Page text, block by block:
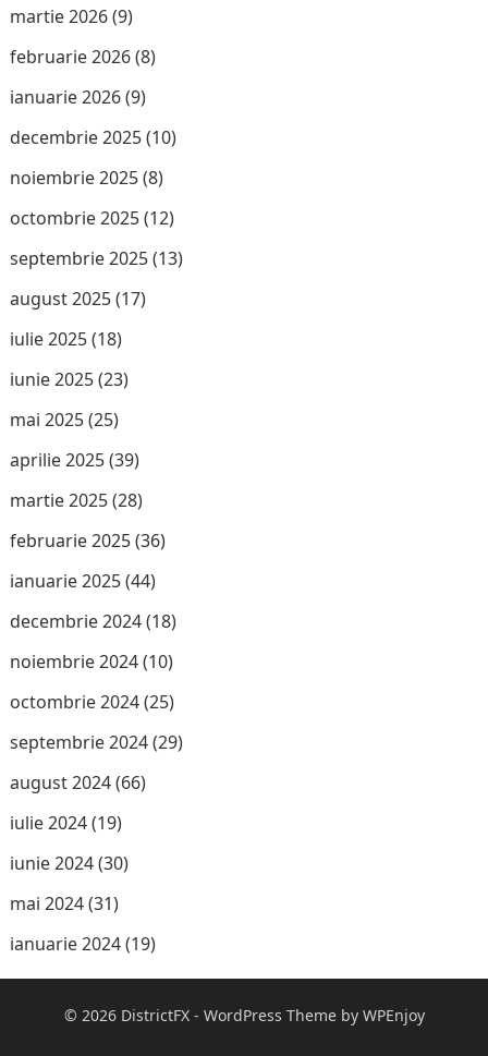
martie 2026(9)
februarie 2026(8)
ianuarie 2026(9)
decembrie 2025(10)
noiembrie 2025(8)
octombrie 2025(12)
septembrie 2025(13)
august 2025(17)
iulie 2025(18)
iunie 2025(23)
mai 2025(25)
aprilie 2025(39)
martie 2025(28)
februarie 2025(36)
ianuarie 2025(44)
decembrie 2024(18)
noiembrie 2024(10)
octombrie 2024(25)
septembrie 2024(29)
august 2024(66)
iulie 2024(19)
iunie 2024(30)
mai 2024(31)
ianuarie 2024(19)
© 2026 DistrictFX- WordPress Themeby WPEnjoy